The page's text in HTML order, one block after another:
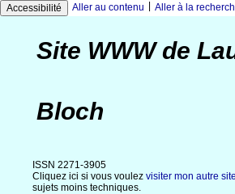
Accessibilité Aller au contenu Aller à la
Site WWW de
Bloch
ISSN 2271-3905
Cliquez ici si vous voulez visiter mon autre site
sujets moins techniques.